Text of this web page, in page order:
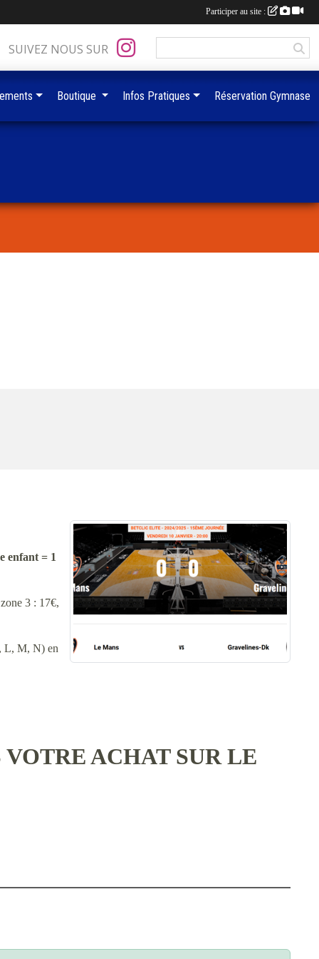
enfant = 1
3 : 17€,
L, M, N) en
ACHAT SUR LE
SUIVEZ NOUS SUR
Boutique Infos Pratiques Réservation Gymnase
Participer au site :